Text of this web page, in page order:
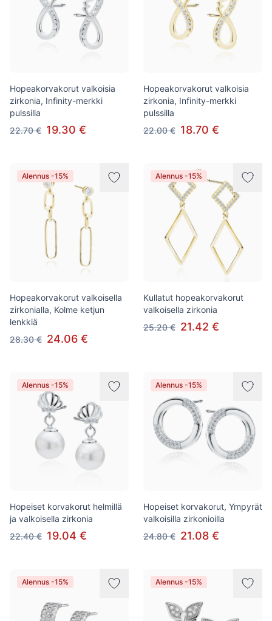
Hopeakorvakorut valkoisia
zirkonia, Infinity-merkki
pulssilla
22.70 € 19.30 €
Hopeakorvakorut valkoisia
zirkonia, Infinity-merkki
pulssilla
22.00 € 18.70 €
Alennus -15%
Hopeakorvakorut valkoisella
zirkonialla, Kolme ketjun
lenkkiä
28.30 € 24.06 €
Alennus -15%
Kullatut hopeakorvakorut
valkoisella zirkonia
25.20 € 21.42 €
Alennus -15%
Hopeiset korvakorut helmillä
ja valkoisella zirkonia
22.40 € 19.04 €
Alennus -15%
Hopeiset korvakorut, Ympyrät
valkoisilla zirkonioilla
24.80 € 21.08 €
Alennus -15% Alennus -15%